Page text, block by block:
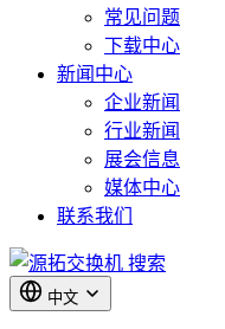
常见问题
下载中心
新闻中心
企业新闻
行业新闻
展会信息
媒体中心
联系我们
搜索
中文